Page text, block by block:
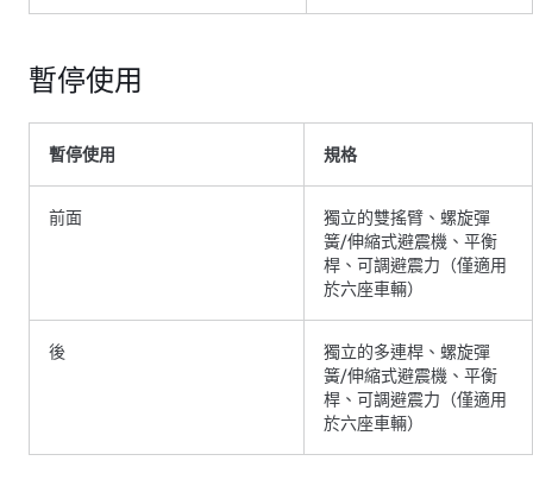
暫停使用
暫停使用 規格
前面
獨立的雙搖臂、螺旋彈
簧/伸縮式避震機、平衡
桿 、可調避震力（僅適用
於六座車輛）
後
獨立的多連桿、螺旋彈
簧/伸縮式避震機 、平衡
桿、可調避震力（僅適用
於六座車輛）